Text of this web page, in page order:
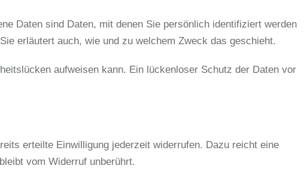
Daten sind Daten, mit denen Sie persönlich identifiziert werden
erläutert auch, wie und zu welchem Zweck das geschieht.
aufweisen kann. Ein lückenloser Schutz der Daten vor
erteilte Einwilligung jederzeit widerrufen. Dazu reicht eine
vom Widerruf unberührt.